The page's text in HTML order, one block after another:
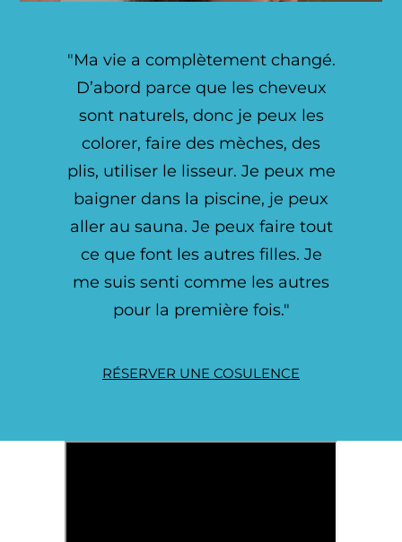
"Ma vie a complètement changé.
D’abord parce que les cheveux
sont naturels, donc je peux les
colorer, faire des mèches, des
plis, utiliser le lisseur. Je peux me
baigner dans la piscine, je peux
aller au sauna. Je peux faire tout
ce que font les autres filles. Je
me suis senti comme les autres
pour la première fois."
RÉSERVER UNE COSULENCE